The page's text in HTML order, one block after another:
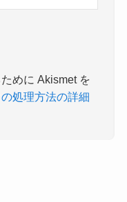
めに Akismet を
処理方法の詳細